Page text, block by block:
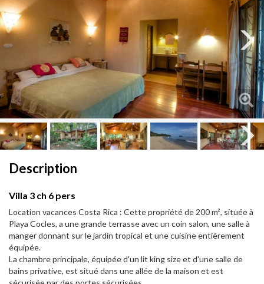
Next
Description
Villa 3 ch 6 pers
Location vacances Costa Rica : Cette propriété de 200 m², située à
Playa Cocles, a une grande terrasse avec un coin salon, une salle à
manger donnant sur le jardin tropical et une cuisine entièrement
équipée.
La chambre principale, équipée d'un lit king size et d'une salle de
bains privative, est situé dans une allée de la maison et est